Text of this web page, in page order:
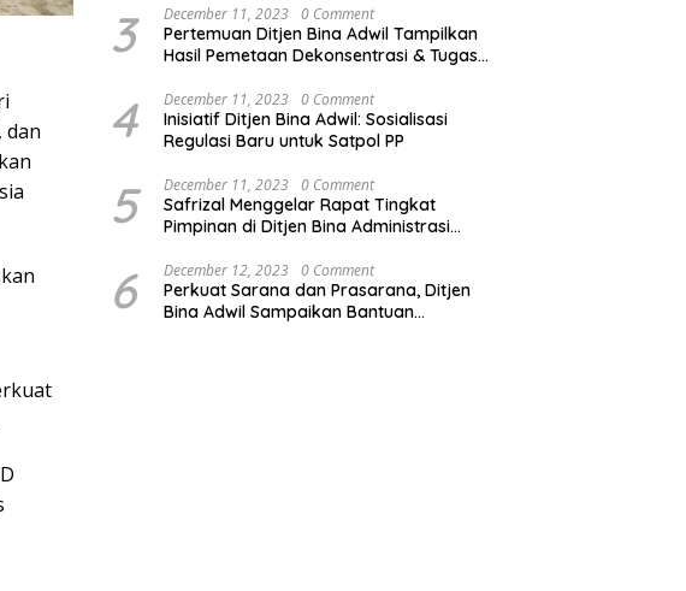
dan
3 December 11, 2023 0 Comment
Pertemuan Ditjen Bina Adwil Tampilkan
Hasil Pemetaan Dekonsentrasi & Tugas
4 December 11, 2023 0 Comment
Inisiatif Ditjen Bina Adwil: Sosialisasi
Regulasi Baru untuk Satpol PP
5 December 11, 2023 0 Comment
Safrizal Menggelar Rapat Tingkat
Pimpinan di Ditjen Bina Administrasi
6 December 12, 2023 0 Comment
Perkuat Sarana dan Prasarana, Ditjen
Bina Adwil Sampaikan Bantuan